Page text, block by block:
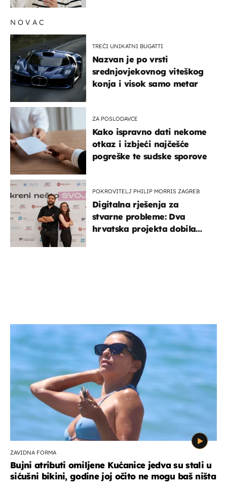
NOVAC
TREĆI UNIKATNI BUGATTI
Nazvan je po vrsti
srednjovjekovnog viteškog
konja i visok samo metar
ZA POSLODAVCE
Kako ispravno dati nekome
otkaz i izbjeći najčešće
pogreške te sudske sporove
POKROVITELJ PHILIP MORRIS ZAGREB
Digitalna rješenja za
stvarne probleme: Dva
hrvatska projekta dobila
ZAVIDNA FORMA
Bujni atributi omiljene Kućanice jedva su stali u
sićušni bikini, godine joj očito ne mogu baš ništa